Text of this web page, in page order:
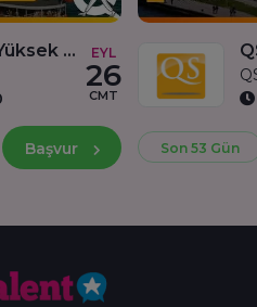
QS Istanbul Yüksek Lisans Fuarı ve Birebir Görüşmeler EYL
26
CMT
Başvur Son 53 Gün